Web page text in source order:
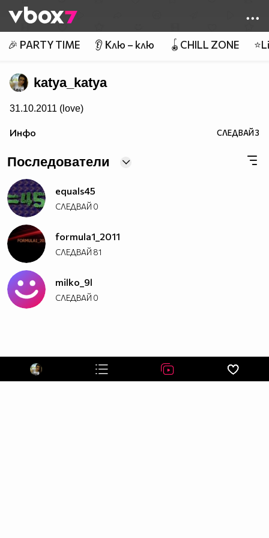
👾
🎉 PARTY TIME 👂 Клю – клю 🪀CHILL ZONE
katya_katya
31.10.2011 (love)
Инфо СЛЕДВАЙ3
Последователи
equals45
СЛЕДВАЙ 0
formula1_2011
СЛЕДВАЙ 81
milko_9l
СЛЕДВАЙ 0